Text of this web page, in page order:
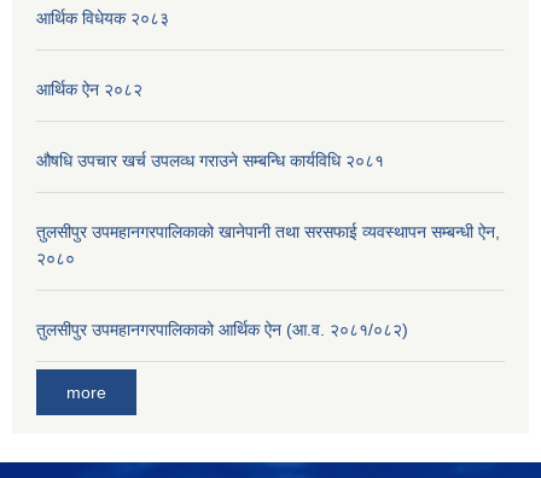
आर्थिक विधेयक २०८३
आर्थिक ऐन २०८२
औषधि उपचार खर्च उपलव्ध गराउने सम्बन्धि कार्यविधि २०८१
तुलसीपुर उपमहानगरपालिकाको खानेपानी तथा सरसफाई व्यवस्थापन सम्बन्धी ऐन,
२०८०
तुलसीपुर उपमहानगरपालिकाको आर्थिक ऐन (आ.व. २०८१/०८२)
more